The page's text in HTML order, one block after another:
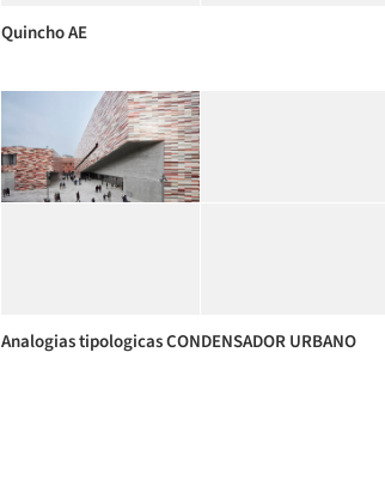
Quincho AE
Analogias tipologicas CONDENSADOR URBANO